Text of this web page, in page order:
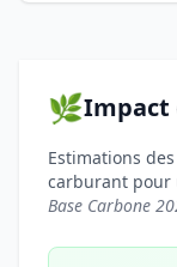
🌿Impact
Estimations
carburant pour
Base Carbone